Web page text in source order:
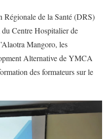
de la Santé (DRS)
Centre Hospitalier de
Mangoro, les
Alternative de YMCA
des formateurs sur le